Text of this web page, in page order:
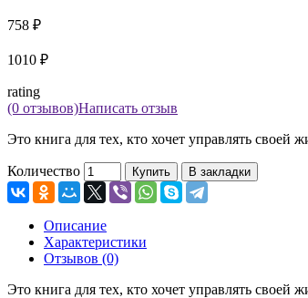
758 ₽
1010 ₽
rating
(0 отзывов)Написать отзыв
Это книга для тех, кто хочет управлять
Количество Купить В закладки
Описание
Характеристики
Отзывов (0)
Это книга для тех, кто хочет управлять